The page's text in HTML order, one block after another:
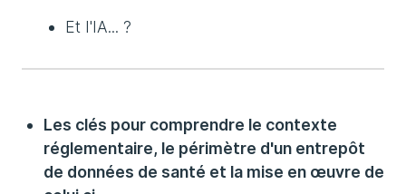
Et l'IA... ?
Les clés pour comprendre le contexte
réglementaire, le périmètre d'un entrepôt
de données de santé et la mise en œuvre de